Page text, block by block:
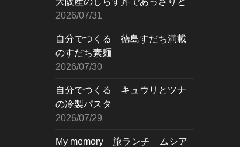
2026/07/31
自分でつくる 徳島すだち満載
のすだち素麺
2026/07/30
自分でつくる キュウリとツナ
の冷製パスタ
2026/07/29
My memory 旅ランチ ムシア